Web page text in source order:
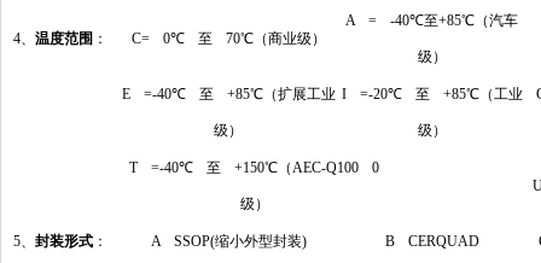
4、 温度范围 ： C= 0℃ 至 70℃（商业级）
A = -40℃至+85℃（汽车
级）
E =-40℃ 至 +85℃（扩展工业
级）
I =-20℃ 至 +85℃（工业
级）
T =-40℃ 至 +150℃（AEC-Q100 0
级）
5、 封装形式 ： A SSOP(缩小外型封装) B CERQUAD